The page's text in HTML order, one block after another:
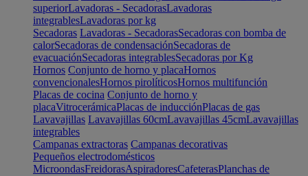
superiorLavadoras - SecadorasLavadoras
integrablesLavadoras por kg
Secadoras Lavadoras - SecadorasSecadoras con bomba de
calorSecadoras de condensaciónSecadoras de
evacuaciónSecadoras integrablesSecadoras por Kg
Hornos Conjunto de horno y placaHornos
convencionalesHornos pirolíticosHornos multifunción
Placas de cocina Conjunto de horno y
placaVitrocerámicaPlacas de inducciónPlacas de gas
Lavavajillas Lavavajillas 60cmLavavajillas 45cmLavavajillas
integrables
Campanas extractoras Campanas decorativas
Pequeños electrodomésticos
MicroondasFreidorasAspiradoresCafeterasPlanchas de